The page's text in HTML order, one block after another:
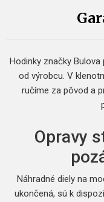
Hodinky značky
od výrobcu. V
ručíme za pôvod a
Opravy
Náhradné diely na
ukončená, sú k